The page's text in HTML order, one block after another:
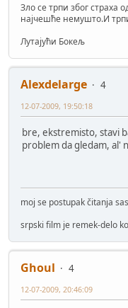
Зло се трпи због страха
најчешће немушто.И
Лутајући Бокељ
Alexdelarge
4
12-07-2009, 19:50:18
bre, ekstremisto, stavi
problem da gledam, al'
moj se postupak čitanja
srpski film je remek-delo
Ghoul
4
12-07-2009, 20:46:09